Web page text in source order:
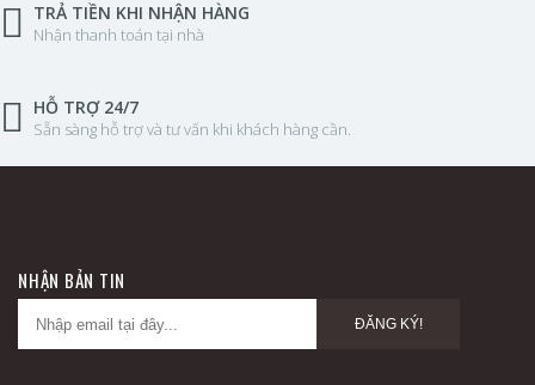
TRẢ TIỀN KHI NHẬN HÀNG
Nhận thanh toán tại nhà
HỖ TRỢ 24/7
Sẵn sàng hỗ trợ và tư vấn khi khách hàng cần.
NHẬN BẢN TIN
ĐĂNG KÝ!